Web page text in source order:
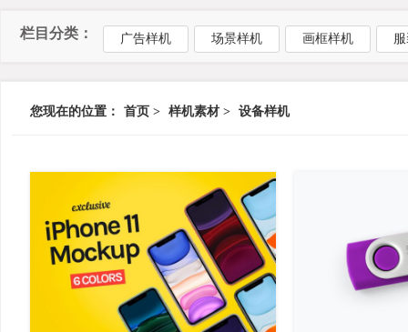
栏目分类： 广告样机 场景样机 画框样机
您现在的位置： 首页 > 样机素材 > 设备样机